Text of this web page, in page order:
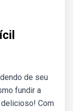
de seu
fundir a
delicioso! Com